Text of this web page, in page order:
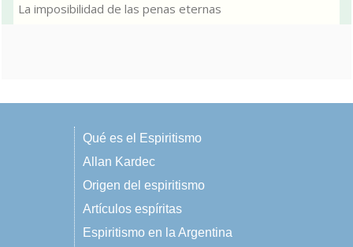
La imposibilidad de las penas eternas
Qué es el Espiritismo
Allan Kardec
Origen del espiritismo
Artículos espíritas
Espiritismo en la Argentina